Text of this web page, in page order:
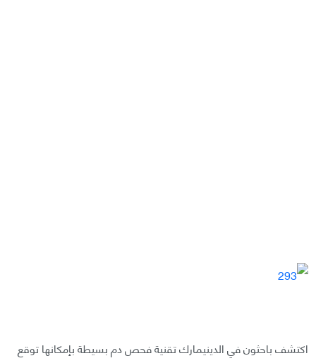
اكتشف باحثون في الدينيمارك تقنية فحص دم بسيطة بإمكانها توقع